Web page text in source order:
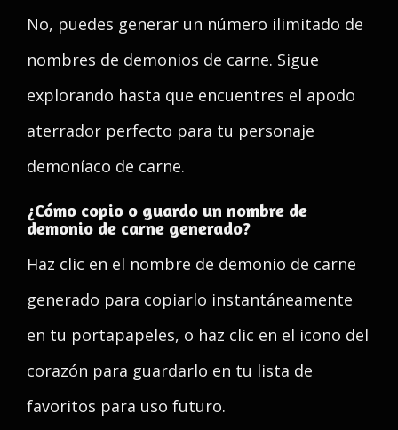
No, puedes generar un número ilimitado de
nombres de demonios de carne. Sigue
explorando hasta que encuentres el apodo
aterrador perfecto para tu personaje
demoníaco de carne.
¿Cómo copio o guardo un nombre de
demonio de carne generado?
Haz clic en el nombre de demonio de carne
generado para copiarlo instantáneamente
en tu portapapeles, o haz clic en el icono del
corazón para guardarlo en tu lista de
favoritos para uso futuro.